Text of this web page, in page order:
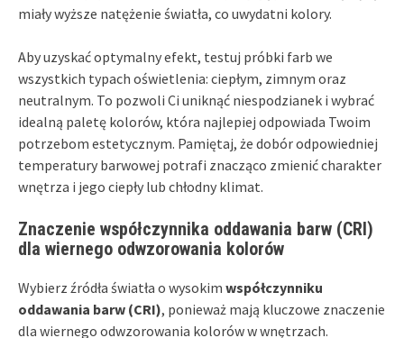
miały wyższe natężenie światła, co uwydatni kolory.
Aby uzyskać optymalny efekt, testuj próbki farb we
wszystkich typach oświetlenia: ciepłym, zimnym oraz
neutralnym. To pozwoli Ci uniknąć niespodzianek i wybrać
idealną paletę kolorów, która najlepiej odpowiada Twoim
potrzebom estetycznym. Pamiętaj, że dobór odpowiedniej
temperatury barwowej potrafi znacząco zmienić charakter
wnętrza i jego ciepły lub chłodny klimat.
Znaczenie współczynnika oddawania barw (CRI)
dla wiernego odwzorowania kolorów
Wybierz źródła światła o wysokim współczynniku
oddawania barw (CRI), ponieważ mają kluczowe znaczenie
dla wiernego odwzorowania kolorów w wnętrzach.